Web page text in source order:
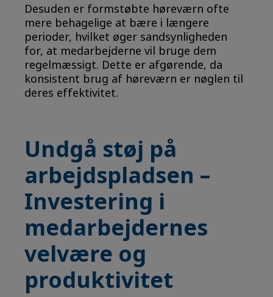
Desuden er formstøbte høreværn ofte
mere behagelige at bære i længere
perioder, hvilket øger sandsynligheden
for, at medarbejderne vil bruge dem
regelmæssigt. Dette er afgørende, da
konsistent brug af høreværn er nøglen til
deres effektivitet.
Undgå støj på
arbejdspladsen –
Investering i
medarbejdernes
velvære og
produktivitet